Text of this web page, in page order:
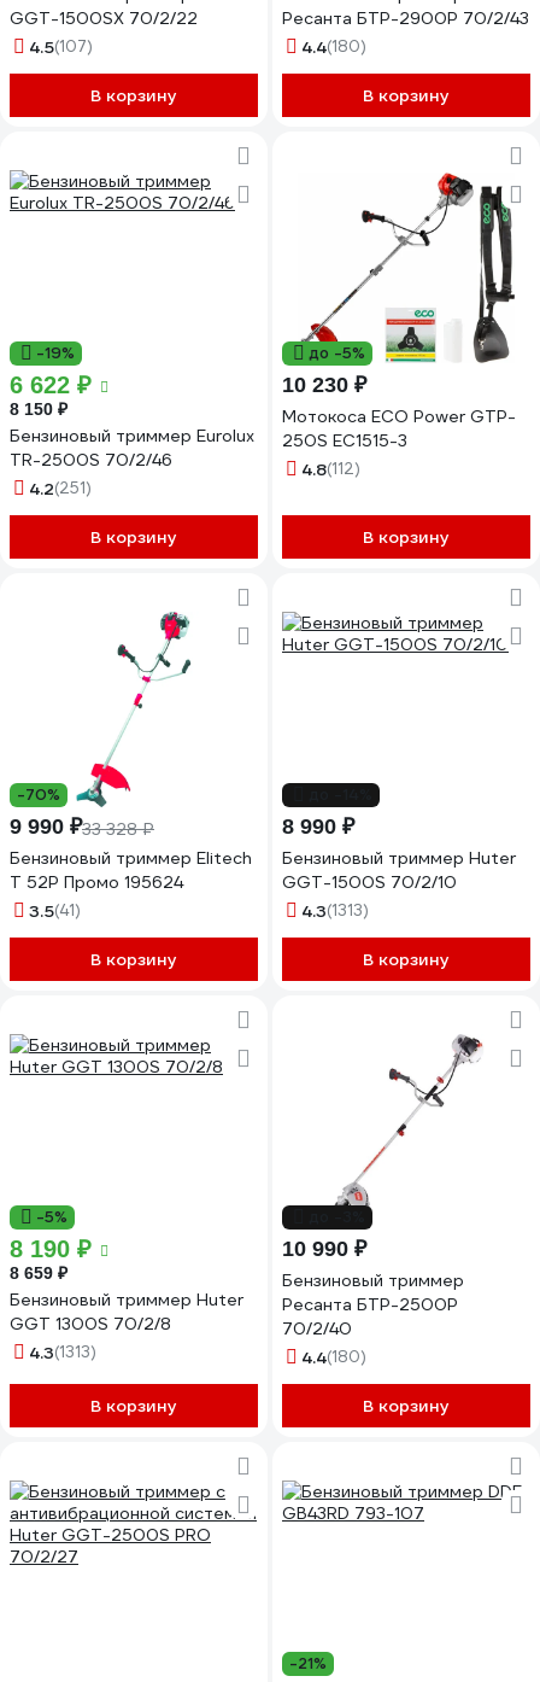
GGT-1500SX 70/2/22
4.5(107)
В корзину
Ресанта БТР-2900Р 70/2/43
4.4(180)
В корзину
-19%
6 622 ₽
8 150 ₽
Бензиновый триммер Eurolux
TR-2500S 70/2/46
4.2(251)
В корзину
до -5%
10 230 ₽
Мотокоса ECO Power GTP-
250S EC1515-3
4.8(112)
В корзину
-70%
9 990 ₽33 328 ₽
Бензиновый триммер Elitech
Т 52Р Промо 195624
3.5(41)
В корзину
8 990 ₽
Бензиновый триммер Huter
GGT-1500S 70/2/10
4.3(1313)
В корзину
-5%
8 190 ₽
8 659 ₽
Бензиновый триммер Huter
GGT 1300S 70/2/8
4.3(1313)
В корзину
10 990 ₽
Бензиновый триммер
Ресанта БТР-2500Р
70/2/40
4.4(180)
В корзину
-21%